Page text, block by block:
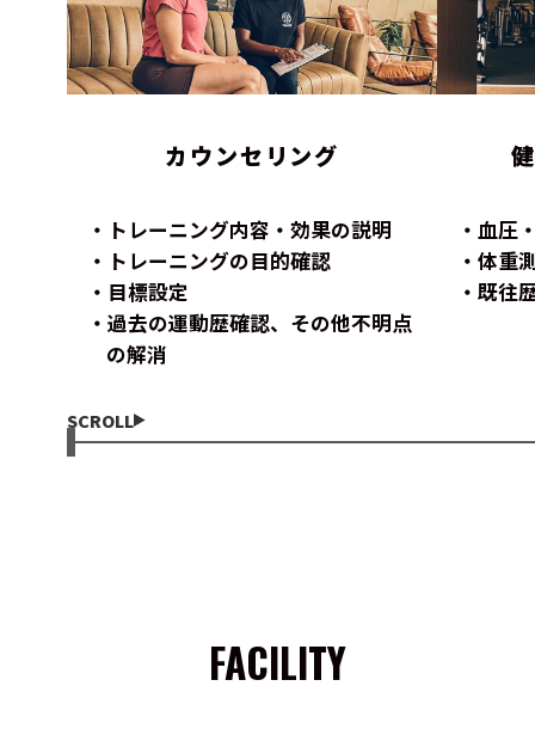
カウンセリング
トレーニング内容・効果の説明
トレーニングの目的確認
目標設定
過去の運動歴確認、その他不明点
の解消
血圧
体重
既往
SCROLL
FACILITY